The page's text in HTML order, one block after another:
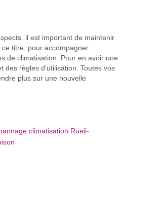
il est important de maintenir
titre, pour accompagner
de climatisation. Pour en avoir une
règles d’utilisation. Toutes vos
plus sur une nouvelle
climatisation Rueil-